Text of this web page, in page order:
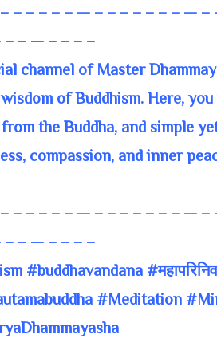
– – – – – — – – – – – – – —
– – — – – – –
channel of Master
of Buddhism. Here,
the Buddha, and simple
compassion, and inner
– – – – – — – – – – – – – —
– – — – – – –
#buddhavandana
#Meditation